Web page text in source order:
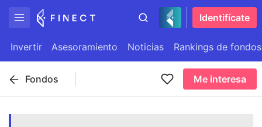
Identifícate
Invertir Asesoramiento Noticias Rankings de fondos
Fondos Me interesa